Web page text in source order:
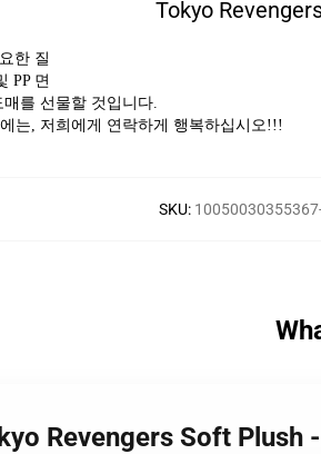
Tokyo
한 질
PP 면
매를 선물할 것입니다.
는, 저희에게 연락하게 행복하십시오!!!
SKU:
Revengers Soft Plush